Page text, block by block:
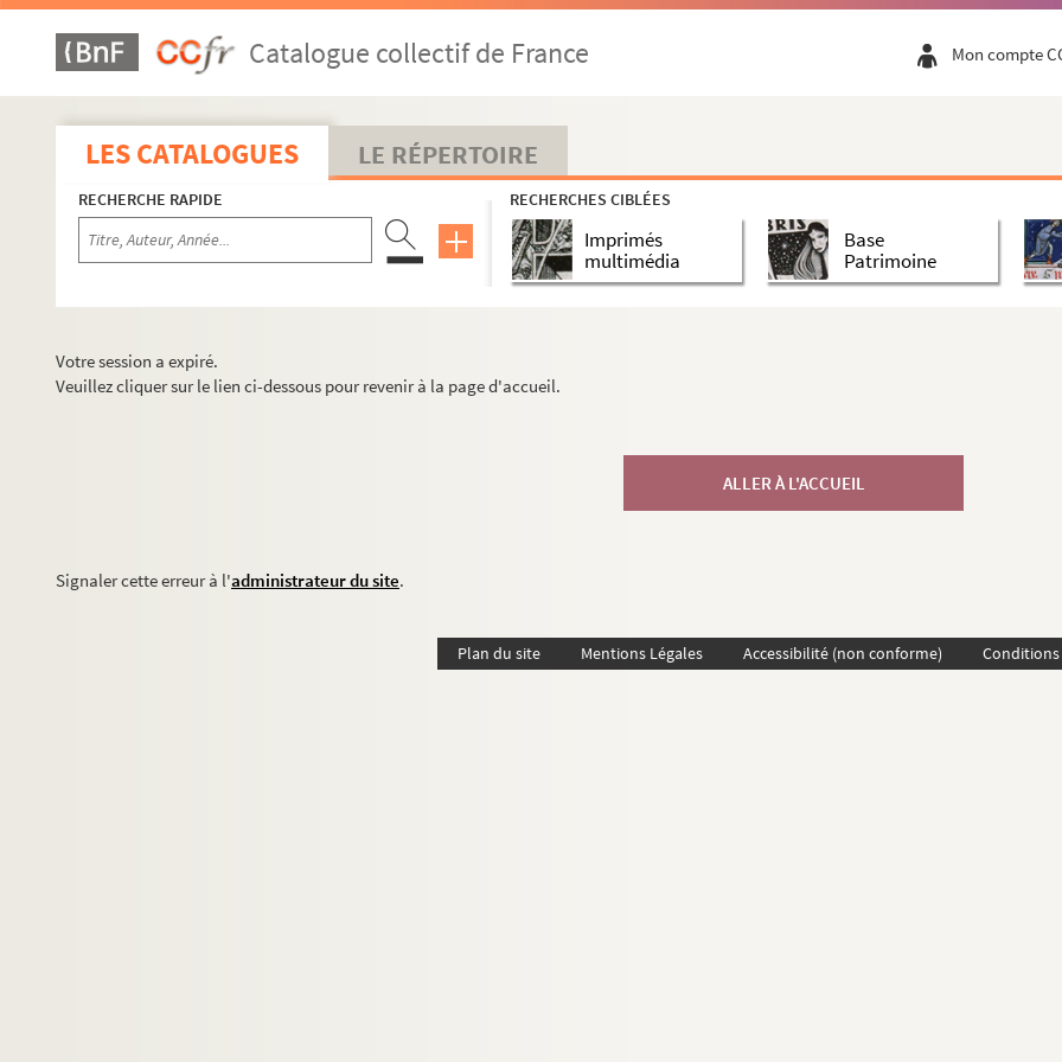
Catalogue collectif de France Mon compte
LES CATALOGUES LE RÉPERTOIRE
RECHERCHE RAPIDE RECHERCHES CIBLÉES
Imprimés
multimédia
Base
Patrimoine
Votre session a expiré.
Veuillez cliquer sur le lien ci-dessous pour revenir à la page d'accueil.
ALLER À L'ACCUEIL
Signaler cette erreur à l'administrateur du site.
Plan du site Mentions Légales Accessibilité (non conforme)